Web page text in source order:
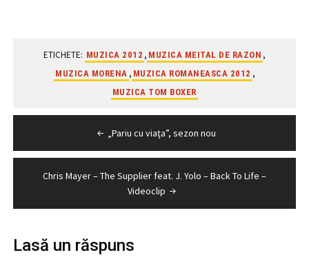
ETICHETE: MUZICA 2012 , MUZICA MEITAL DE RAZON ,
MUZICA MORENA , MUZICA ROMANEASCA 2012 ,
MUZICA TOM BOXER
în
articole
„Pariu cu viaţa”, sezon nou
Chris Mayer – The Supplier feat. J. Yolo – Back To Life –
Videoclip
Lasă un răspuns